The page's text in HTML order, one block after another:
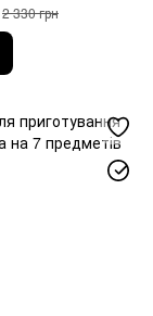
2 330 грн